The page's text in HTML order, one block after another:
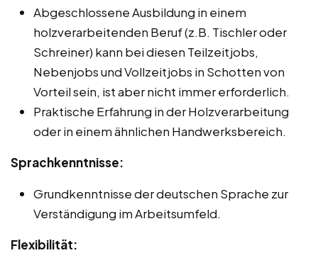
Abgeschlossene Ausbildung in einem
holzverarbeitenden Beruf (z.B. Tischler oder
Schreiner) kann bei diesen Teilzeitjobs,
Nebenjobs und Vollzeitjobs in Schotten von
Vorteil sein, ist aber nicht immer erforderlich.
Praktische Erfahrung in der Holzverarbeitung
oder in einem ähnlichen Handwerksbereich.
Sprachkenntnisse:
Grundkenntnisse der deutschen Sprache zur
Verständigung im Arbeitsumfeld.
Flexibilität: